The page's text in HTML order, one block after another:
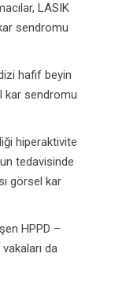
LASIK
sendromu
hafif beyin
kar sendromu
hiperaktivite
tedavisinde
görsel kar
HPPD –
da